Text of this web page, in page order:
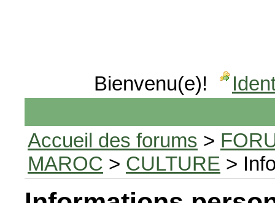
Bienvenu(e)!
Accueil des forums >
MAROC > CULTURE >